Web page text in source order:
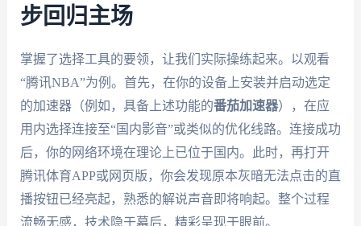
步回归主场
掌握了选择工具的要领，让我们实际操练起来。以观看
“腾讯NBA”为例。首先，在你的设备上安装并启动选定
的加速器（例如，具备上述功能的番茄加速器），在应
用内选择连接至“国内影音”或类似的优化线路。连接成功
后，你的网络环境在理论上已位于国内。此时，再打开
腾讯体育APP或网页版，你会发现原本灰暗无法点击的直
播按钮已经亮起，熟悉的解说声音即将响起。整个过程
流畅无感，技术隐于幕后，精彩呈现于眼前。